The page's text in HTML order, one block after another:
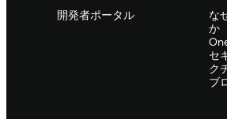
開発者ポータル
な
か
セ
ク
ブ